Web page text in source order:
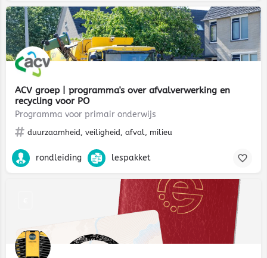
ACV groep | programma's over afvalverwerking en
recycling voor PO
Programma voor primair onderwijs
duurzaamheid, veiligheid, afval, milieu
rondleiding lespakket